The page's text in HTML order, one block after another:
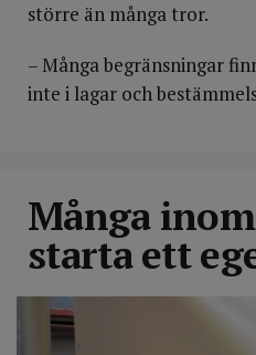
större än många tror.
– Många begränsningar
inte i lagar och
Många
starta ett